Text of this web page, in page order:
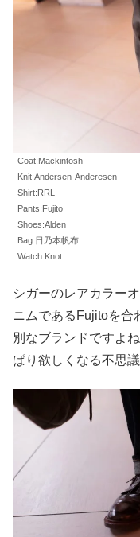
Coat:Mackintosh
Knit:Andersen-Anderesen
Shirt:RRL
Pants:Fujito
Shoes:Alden
Bag:日乃本帆布
Watch:Knot
シガーのレアカラー
ニムであるFujitoを合
別なブランドですよ
ぱり欲しくなる不思議